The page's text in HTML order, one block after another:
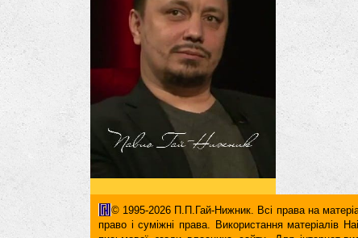
© 1995-2026 П.П.Гай-Нижник. Всі права на
право і суміжні права. Використання матерiалiв
письмової згоди власника сайту. Для iнтернет-
гіперпосилання повинні міститися виключно в